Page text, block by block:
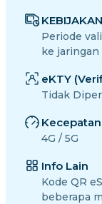
Periode
ke jaringan
eKTY
Tidak
Kecepatan
4G / 5G
Info Lain
Kode QR
beberapa